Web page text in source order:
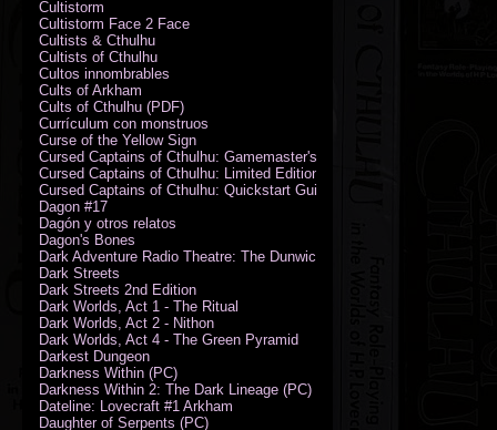
Cultistorm
Cultistorm Face 2 Face
Cultists & Cthulhu
Cultists of Cthulhu
Cultos innombrables
Cults of Arkham
Cults of Cthulhu (PDF)
Currículum con monstruos
Curse of the Yellow Sign
Cursed Captains of Cthulhu: Gamemaster's Toolkit & Dice
Cursed Captains of Cthulhu: Limited Edition
Cursed Captains of Cthulhu: Quickstart Guide (PDF)
Dagon #17
Dagón y otros relatos
Dagon's Bones
Dark Adventure Radio Theatre: The Dunwich Horror - Audio CD with
Dark Streets
Dark Streets 2nd Edition
Dark Worlds, Act 1 - The Ritual
Dark Worlds, Act 2 - Nithon
Dark Worlds, Act 4 - The Green Pyramid
Darkest Dungeon
Darkness Within (PC)
Darkness Within 2: The Dark Lineage (PC)
Dateline: Lovecraft #1 Arkham
Daughter of Serpents (PC)